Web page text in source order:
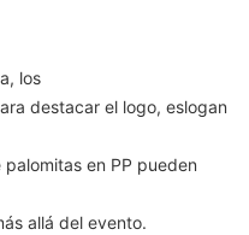
los
destacar el logo, eslogan
en PP pueden
allá del evento.